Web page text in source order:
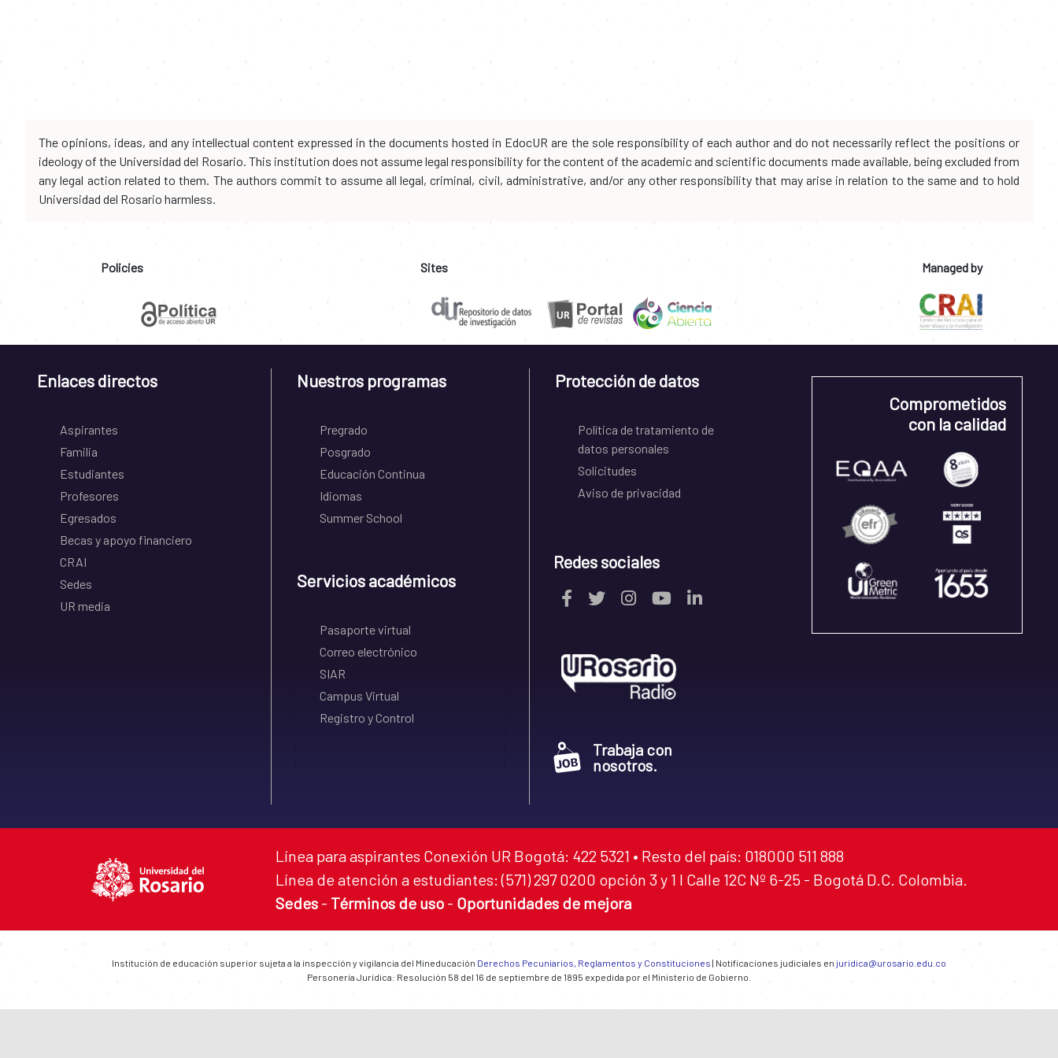
The opinions, ideas, and any intellectual content expressed in the documents hosted in EdocUR are the sole responsibility of each author and do not necessarily reflect the positions or
ideology of the Universidad del Rosario. This institution does not assume legal responsibility for the content of the academic and scientific documents made available, being excluded from
any legal action related to them. The authors commit to assume all legal, criminal, civil, administrative, and/or any other responsibility that may arise in relation to the same and to hold
Universidad del Rosario harmless.
Policies Sites Managed by
Enlaces directos
Aspirantes
Familia
Estudiantes
Profesores
Egresados
Becas y apoyo financiero
CRAI
Sedes
UR media
Nuestros programas
Pregrado
Posgrado
Educación Continua
Idiomas
Summer School
Servicios académicos
Pasaporte virtual
Correo electrónico
SIAR
Campus Virtual
Registro y Control
Protección de datos
Política de tratamiento de
datos personales
Solicitudes
Aviso de privacidad
Redes sociales
Trabaja con
nosotros.
Comprometidos
con la calidad
Línea para aspirantes Conexión UR Bogotá: 422 5321 • Resto del país: 018000 511 888
Línea de atención a estudiantes: (571) 297 0200 opción 3 y 1 I Calle 12C Nº 6-25 - Bogotá D.C. Colombia.
Sedes - Términos de uso - Oportunidades de mejora
Institución de educación superior sujeta a la inspección y vigilancia del Mineducación Derechos Pecuniarios, Reglamentos y Constituciones | Notificaciones judiciales en juridica@urosario.edu.co
Personería Jurídica: Resolución 58 del 16 de septiembre de 1895 expedida por el Ministerio de Gobierno.